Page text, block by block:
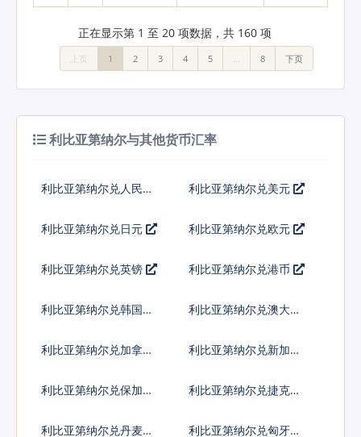
正在显示第 1 至 20 项数据，共 160 项
上页 1 2 3 4 5 8 下页
利比亚第纳尔与其他货币汇率
利比亚第纳尔兑人民币 利比亚第纳尔兑美元
利比亚第纳尔兑日元 利比亚第纳尔兑欧元
利比亚第纳尔兑英镑 利比亚第纳尔兑港币
利比亚第纳尔兑韩国元
利比亚第纳尔兑澳大利
利比亚第纳尔兑加拿大
利比亚第纳尔兑新加坡
利比亚第纳尔兑保加利
利比亚第纳尔兑捷克货
利比亚第纳尔兑丹麦克
利比亚第纳尔兑匈牙利